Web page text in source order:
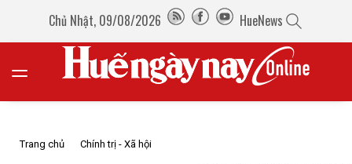
Chủ Nhật, 09/08/2026 HueNews
Trang chủ Chính trị - Xã hội